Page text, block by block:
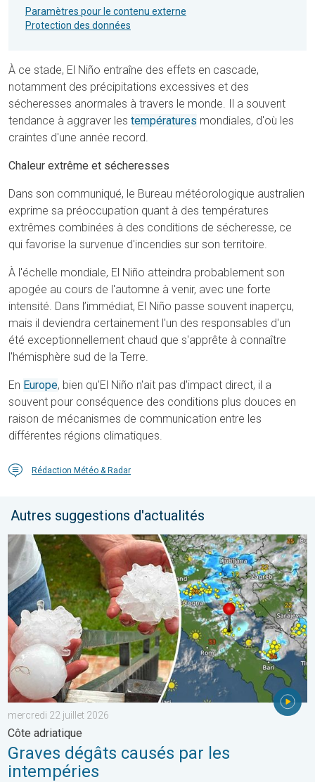
Paramètres pour le contenu externe
Protection des données
À ce stade, El Niño entraîne des effets en cascade,
notamment des précipitations excessives et des
sécheresses anormales à travers le monde. Il a souvent
tendance à aggraver les températures mondiales, d'où les
craintes d'une année record.
Chaleur extrême et sécheresses
Dans son communiqué, le Bureau météorologique australien
exprime sa préoccupation quant à des températures
extrêmes combinées à des conditions de sécheresse, ce
qui favorise la survenue d'incendies sur son territoire.
À l'échelle mondiale, El Niño atteindra probablement son
apogée au cours de l'automne à venir, avec une forte
intensité. Dans l’immédiat, El Niño passe souvent inaperçu,
mais il deviendra certainement l'un des responsables d'un
été exceptionnellement chaud que s'apprête à connaître
l'hémisphère sud de la Terre.
En Europe, bien qu'El Niño n'ait pas d'impact direct, il a
souvent pour conséquence des conditions plus douces en
raison de mécanismes de communication entre les
différentes régions climatiques.
Rédaction Météo & Radar
Autres suggestions d'actualités
Graves dégâts causés par les intempéries. Côte adriatique. .
mercredi 22 juillet 2026
Côte adriatique
Graves dégâts causés par les
intempéries